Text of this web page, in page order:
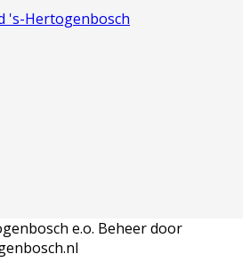
's-Hertogenbosch
e.o. Beheer door